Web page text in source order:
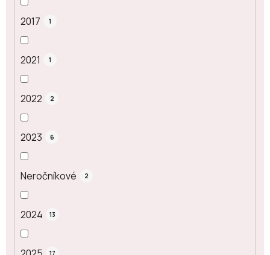
2017 1
2021 1
2022 2
2023 6
Neročníkové 2
2024 13